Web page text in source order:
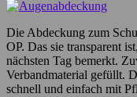
Die Abdeckung zum
OP. Das sie transparent
nächsten Tag bemerkt.
Verbandmaterial gefüllt.
schnell und einfach mit